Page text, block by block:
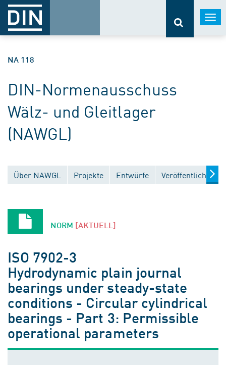
NA 118
DIN-Normenausschuss
Wälz- und Gleitlager
(NAWGL)
Über NAWGL Projekte Entwürfe
NORM [AKTUELL]
ISO 7902-3
Hydrodynamic plain journal
bearings under steady-state
conditions - Circular cylindrical
bearings - Part 3: Permissible
operational parameters